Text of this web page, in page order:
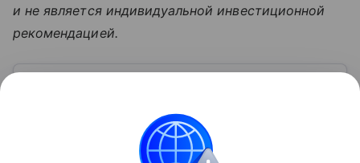
и не является индивидуальной инвестиционной
рекомендацией.
стоимость черного золота
С помощью эксперта расскажем о самом ценном
виде топлива — нефти: почему ее измеряют в